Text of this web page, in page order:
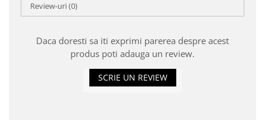
Review-uri(0)
Daca doresti sa iti exprimi parerea despre acest
produs poti adauga un review.
SCRIE UN REVIEW